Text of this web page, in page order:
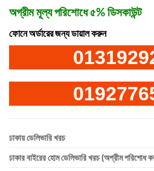
অগ্রীম মূল্য পরিশোধে ৫% ডিসকাউন্ট
ফোনে অর্ডারের জন্য ডায়াল করুন
ঢাকায় ডেলিভারি খরচ
ঢাকার বাইরের হোম ডেলিভারি খরচ (অগ্রীম পরিশোধ